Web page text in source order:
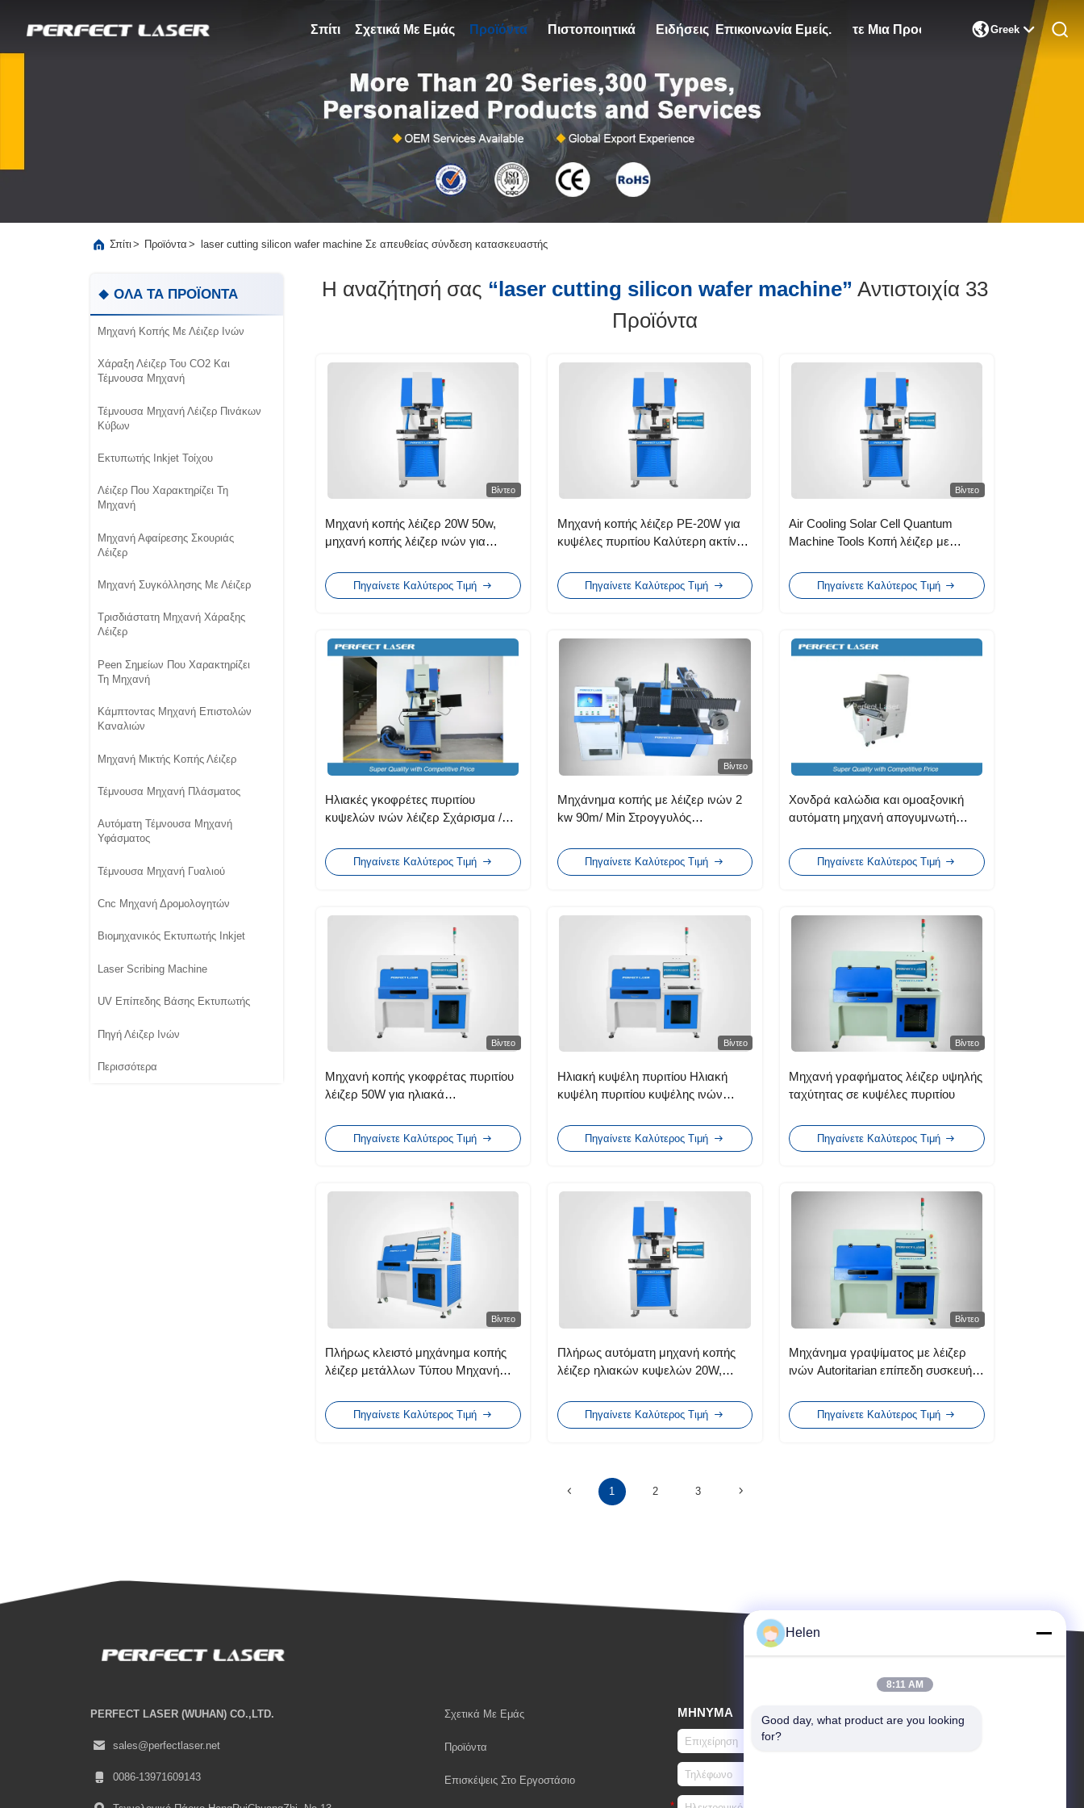
Σπίτι Σχετικά Με Εμάς Προϊόντα Πιστοποιητικά Ειδήσεις Επικοινωνία Εμείς.Ζητήστε Μια Προσφορά Greek 
Σπίτι> Προϊόντα > laser cutting silicon wafer machine Σε απευθείας σύνδεση κατασκευαστής
ΟΛΑ ΤΑ ΠΡΟΪΟΝΤΑ
Μηχανή Κοπής Με Λέιζερ Ινών
Χάραξη Λέιζερ Του CO2 Και
Τέμνουσα Μηχανή
Τέμνουσα Μηχανή Λέιζερ Πινάκων
Κύβων
Εκτυπωτής Inkjet Τοίχου
Λέιζερ Που Χαρακτηρίζει Τη
Μηχανή
Μηχανή Αφαίρεσης Σκουριάς
Λέιζερ
Μηχανή Συγκόλλησης Με Λέιζερ
Τρισδιάστατη Μηχανή Χάραξης
Λέιζερ
Peen Σημείων Που Χαρακτηρίζει
Τη Μηχανή
Κάμπτοντας Μηχανή Επιστολών
Καναλιών
Μηχανή Μικτής Κοπής Λέιζερ
Τέμνουσα Μηχανή Πλάσματος
Αυτόματη Τέμνουσα Μηχανή
Υφάσματος
Τέμνουσα Μηχανή Γυαλιού
Cnc Μηχανή Δρομολογητών
Βιομηχανικός Εκτυπωτής Inkjet
Laser Scribing Machine
UV Επίπεδης Βάσης Εκτυπωτής
Πηγή Λέιζερ Ινών
Περισσότερα
Η αναζήτησή σας “laser cutting silicon wafer machine” Αντιστοιχία 33
Προϊόντα
Βίντεο
Μηχανή κοπής λέιζερ 20W 50w,
μηχανή κοπής λέιζερ ινών για
Πηγαίνετε Καλύτερος Τιμή
Μηχανή κοπής λέιζερ PE-20W για
κυψέλες πυριτίου Καλύτερη ακτίνα
Πηγαίνετε Καλύτερος Τιμή
Βίντεο
Air Cooling Solar Cell Quantum
Machine Tools Κοπή λέιζερ με
Πηγαίνετε Καλύτερος Τιμή
Ηλιακές γκοφρέτες πυριτίου
κυψελών ινών λέιζερ Σχάρισμα /
λειτουργία
Πηγαίνετε Καλύτερος Τιμή
Βίντεο
Μηχάνημα κοπής με λέιζερ ινών 2 ​​
kw 90m/ Min Στρογγυλός
άζωτο
Πηγαίνετε Καλύτερος Τιμή
Χονδρά καλώδια και ομοαξονική
αυτόματη μηχανή απογυμνωτή
απογύμνωσης καλωδίων
Πηγαίνετε Καλύτερος Τιμή
Βίντεο
Μηχανή κοπής γκοφρέτας πυριτίου
λέιζερ 50W για ηλιακά
Πηγαίνετε Καλύτερος Τιμή
Βίντεο
Ηλιακή κυψέλη πυριτίου Ηλιακή
κυψέλη πυριτίου κυψέλης ινών
Πηγαίνετε Καλύτερος Τιμή
Βίντεο
Μηχανή γραφήματος λέιζερ υψηλής
ταχύτητας σε κυψέλες πυριτίου
Πηγαίνετε Καλύτερος Τιμή
Βίντεο
Πλήρως κλειστό μηχάνημα κοπής
λέιζερ μετάλλων Τύπου Μηχανή
σκόνη
Πηγαίνετε Καλύτερος Τιμή
Πλήρως αυτόματη μηχανή κοπής
λέιζερ ηλιακών κυψελών 20W,
Πηγαίνετε Καλύτερος Τιμή
Βίντεο
Μηχάνημα γραψίματος με λέιζερ
ινών Autoritarian επίπεδη συσκευή
Πηγαίνετε Καλύτερος Τιμή
1 2 3
PERFECT LASER (WUHAN) CO.,LTD.
sales@perfectlaser.net
0086-13971609143
Σχετικά Με Εμάς
Προϊόντα
Επισκέψεις Στο Εργοστάσιο
ΜΉΝΥΜΑ
Helen
8:11 AM
Good day, what product are you looking
for?